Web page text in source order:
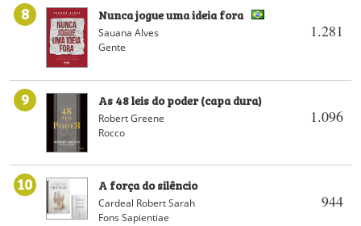
8
1.281
Nunca jogue uma ideia fora
Sauana Alves
Gente
9
1.096
As 48 leis do poder (capa dura)
Robert Greene
Rocco
10
944
A força do silêncio
Cardeal Robert Sarah
Fons Sapientiae